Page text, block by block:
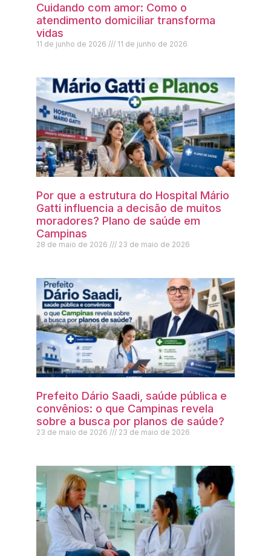
Cuidando com amor: Como o
atendimento domiciliar transforma
vidas
11 de junho de 2026 11 de junho de 2026
Por que a estrutura do Hospital Mário
Gatti influencia a decisão de muitos
moradores? Plano de saúde em
Campinas
28 de maio de 2026 23 de maio de 2026
Prefeito Dário Saadi, saúde pública e
convênios: o que Campinas revela
sobre a busca por planos de saúde?
23 de maio de 2026 23 de maio de 2026